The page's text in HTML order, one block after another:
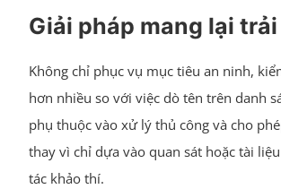
Giải pháp mang lại
Không chỉ phục vụ mục tiêu an ninh,
hơn nhiều so với việc dò tên trên danh
phụ thuộc vào xử lý thủ công và cho
thay vì chỉ dựa vào quan sát hoặc tài
tác khảo thí.